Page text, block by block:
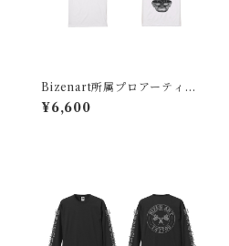
Bizenart所属プロアーティス
ト 彫師 ROJA(ろは)デザインT
シャツ
¥6,600